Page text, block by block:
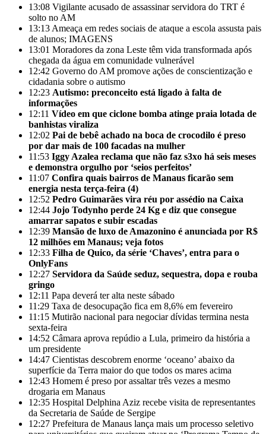
13:08 Vigilante acusado de assassinar servidora do TRT é
solto no AM
13:13 Ameaça em redes sociais de ataque a escola assusta pais
de alunos; IMAGENS
13:01 Moradores da zona Leste têm vida transformada após
chegada da água em comunidade vulnerável
12:42 Governo do AM promove ações de conscientização e
cidadania sobre o autismo
12:23 Autismo: preconceito está ligado à falta de
informações
12:11 Vídeo em que ciclone bomba atinge praia lotada de
banhistas viraliza
12:02 Pai de bebê achado na boca de crocodilo é preso
por dar mais de 100 facadas na mulher
11:53 Iggy Azalea reclama que não faz s3xo há seis meses
e demonstra orgulho por ‘seios perfeitos’
11:07 Confira quais bairros de Manaus ficarão sem
energia nesta terça-feira (4)
12:52 Pedro Guimarães vira réu por assédio na Caixa
12:44 Jojo Todynho perde 24 Kg e diz que consegue
amarrar sapatos e subir escadas
12:39 Mansão de luxo de Amazonino é anunciada por R$
12 milhões em Manaus; veja fotos
12:33 Filha de Quico, da série ‘Chaves’, entra para o
OnlyFans
12:27 Servidora da Saúde seduz, sequestra, dopa e rouba
gringo
12:11 Papa deverá ter alta neste sábado
11:29 Taxa de desocupação fica em 8,6% em fevereiro
11:15 Mutirão nacional para negociar dívidas termina nesta
sexta-feira
14:52 Câmara aprova repúdio a Lula, primeiro da história a
um presidente
14:47 Cientistas descobrem enorme ‘oceano’ abaixo da
superfície da Terra maior do que todos os mares acima
12:43 Homem é preso por assaltar três vezes a mesmo
drogaria em Manaus
12:35 Hospital Delphina Aziz recebe visita de representantes
da Secretaria de Saúde de Sergipe
12:27 Prefeitura de Manaus lança mais um processo seletivo